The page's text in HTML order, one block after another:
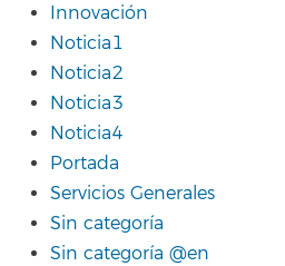
Innovación
Noticia1
Noticia2
Noticia3
Noticia4
Portada
Servicios Generales
Sin categoría
Sin categoría @en